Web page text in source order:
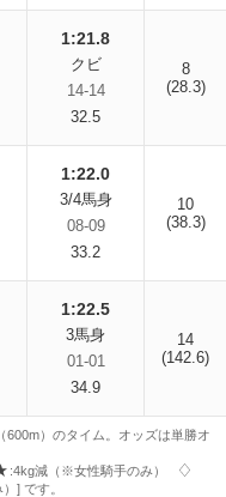
1:21.8
クビ
14-14
32.5
8
(28.3)
1:22.0
3/4馬身
08-09
33.2
10
(38.3)
1:22.5
3馬身
01-01
34.9
14
(142.6)
）のタイム。オッズは単勝オ
:4kg減（※女性騎手のみ）
] です。